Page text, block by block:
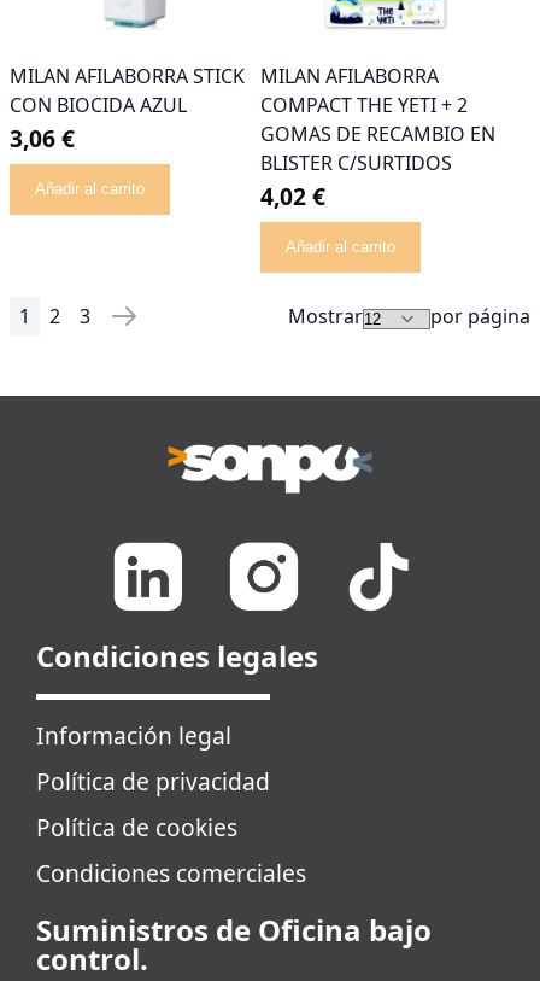
MILAN AFILABORRA STICK
CON BIOCIDA AZUL
3,06 €
Añadir al carrito
MILAN AFILABORRA
COMPACT THE YETI + 2
GOMAS DE RECAMBIO EN
BLISTER C/SURTIDOS
4,02 €
Añadir al carrito
Página
Actualmente estás leyendo página
1 Página
2 Página
3 Página
Siguiente Mostrar por página
Condiciones legales
Información legal
Política de privacidad
Política de cookies
Condiciones comerciales
Suministros de Oficina bajo
control.